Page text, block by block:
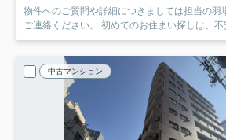
物件へのご質問や詳細につきましては担当の羽
ご連絡ください。 初めてのお住まい探し
中古マンション